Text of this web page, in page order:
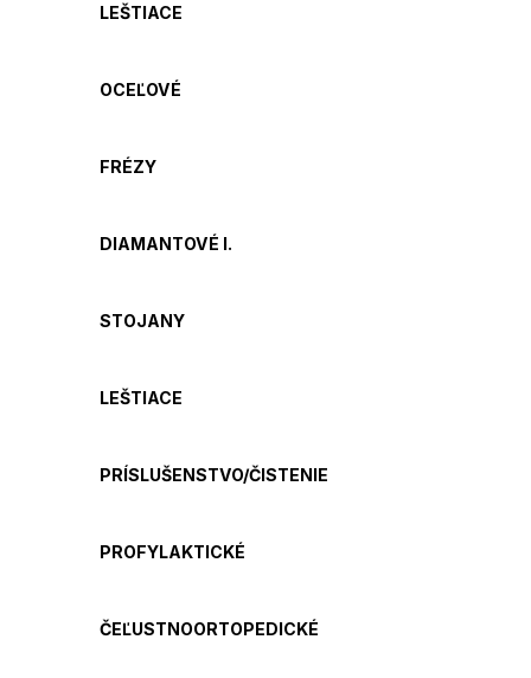
LEŠTIACE
OCEĽOVÉ
FRÉZY
DIAMANTOVÉ I.
STOJANY
LEŠTIACE
PRÍSLUŠENSTVO/ČISTENIE
PROFYLAKTICKÉ
ČEĽUSTNOORTOPEDICKÉ